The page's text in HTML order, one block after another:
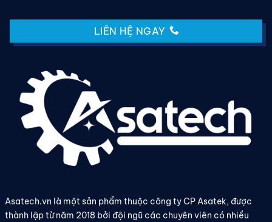
LIÊN HỆ NGAY
Asatech.vn là một sản phẩm thuộc công ty CP Asatek, được
thành lập từ năm 2018 bởi đội ngũ các chuyên viên có nhiều